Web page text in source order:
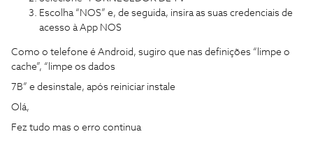
Escolha “NOS” e, de seguida, insira as suas credenciais de
acesso à App NOS
Como o telefone é Android, sugiro que nas definições “limpe o
cache”, “limpe os dados
7B” e desinstale, após reiniciar instale
Olá,
Fez tudo mas o erro continua